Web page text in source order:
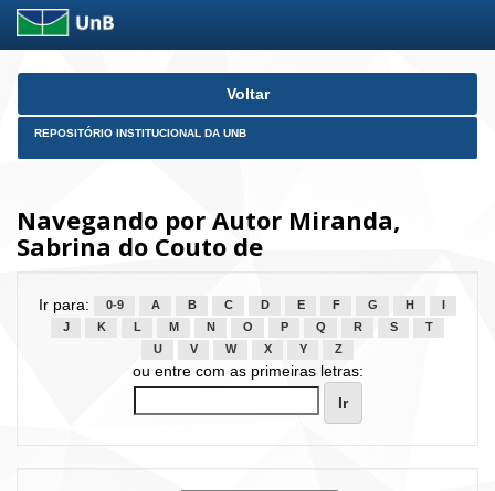
Skip
Voltar
REPOSITÓRIO INSTITUCIONAL DA UNB
Navegando por Autor Miranda,
Sabrina do Couto de
Ir para: 0-9 A B C D E F G H
J
K L M N O P Q R S
T
U
V W X Y Z
ou entre com as primeiras letras: